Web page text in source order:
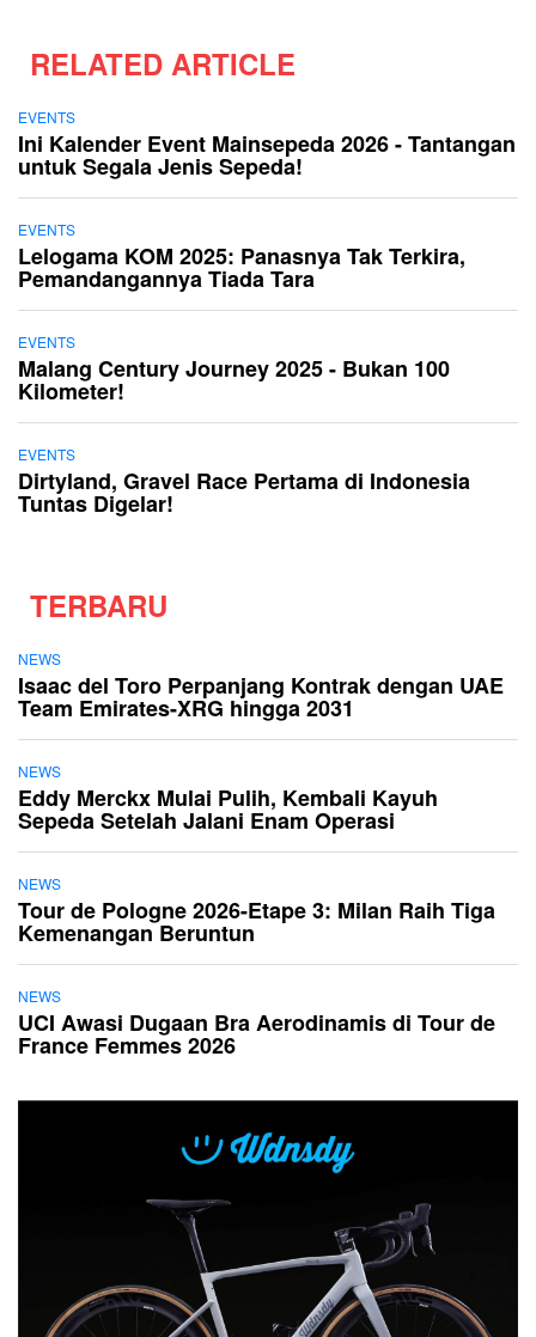
RELATED ARTICLE
EVENTS
Ini Kalender Event Mainsepeda 2026 - Tantangan
untuk Segala Jenis Sepeda!
EVENTS
Lelogama KOM 2025: Panasnya Tak Terkira,
Pemandangannya Tiada Tara
EVENTS
Malang Century Journey 2025 - Bukan 100
Kilometer!
EVENTS
Dirtyland, Gravel Race Pertama di Indonesia
Tuntas Digelar!
TERBARU
NEWS
Isaac del Toro Perpanjang Kontrak dengan UAE
Team Emirates-XRG hingga 2031
NEWS
Eddy Merckx Mulai Pulih, Kembali Kayuh
Sepeda Setelah Jalani Enam Operasi
NEWS
Tour de Pologne 2026-Etape 3: Milan Raih Tiga
Kemenangan Beruntun
NEWS
UCI Awasi Dugaan Bra Aerodinamis di Tour de
France Femmes 2026